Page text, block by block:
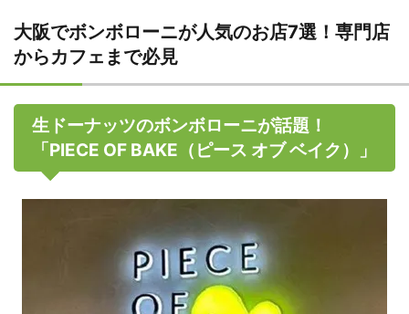
大阪でボンボローニが人気のお店7選！専門店
からカフェまで必見
生ドーナッツのボンボローニが話題！
「PIECE OF BAKE（ピース オブ ベイク）」